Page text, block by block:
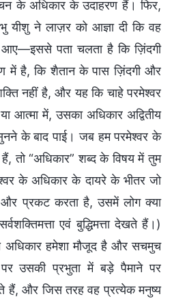
के अधिकार के उदाहरण हैं। फिर,
यीशु ने लाज़र को आज्ञा दी कि वह
पता चलता है कि ज़िंदगी
में है, कि शैतान के पास ज़िंदगी और
नहीं है, और यह कि चाहे परमेश्वर
आत्मा में, उसका अधिकार अद्वितीय
के बाद पाई। जब हम परमेश्वर के
तो “अधिकार” शब्द के विषय में तुम
के अधिकार के दायरे के भीतर जो
प्रकट करता है, उसमें लोग क्या
एवं बुद्धिमत्ता देखते हैं।)
अधिकार हमेशा मौजूद है और सचमुच
उसकी प्रभुता में बड़े पैमाने पर
हैं, और जिस तरह वह प्रत्येक मनुष्य